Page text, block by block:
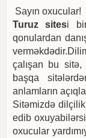
Sayın oxucular!
Turuz sitesi
qonulardan
çalışan bu
başqa
anlamların
Sitəmizdə
edib
oxucular